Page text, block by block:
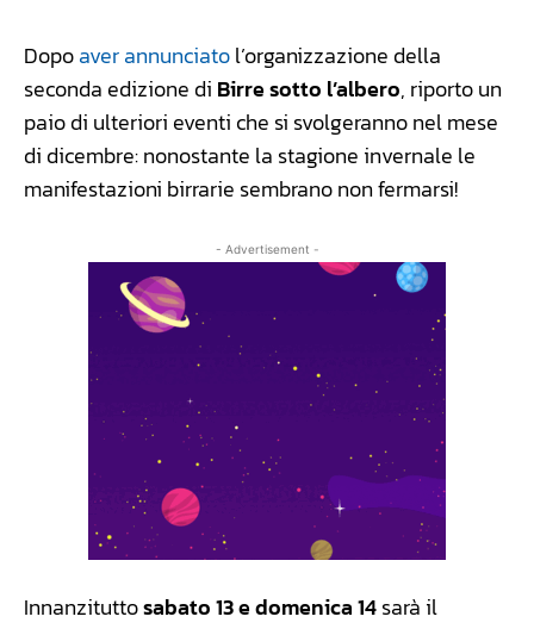
Dopoaver annunciatol’organizzazione della
seconda edizione di Birre sotto l’albero, riporto un
paio di ulteriori eventi che si svolgeranno nel mese
di dicembre: nonostante la stagione invernale le
manifestazioni birrarie sembrano non fermarsi!
- Advertisement -
Innanzituttosabato 13 e domenica 14sarà il